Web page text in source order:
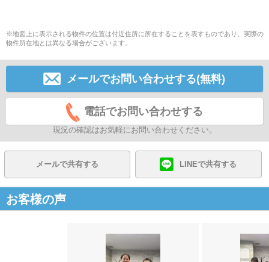
※地図上に表示される物件の位置は付近住所に所在することを表すものであり、実際の
物件所在地とは異なる場合がございます。
メールでお問い合わせする(無料)
電話でお問い合わせする
現況の確認はお気軽にお問い合わせください。
メールで共有する LINEで共有する
お客様の声